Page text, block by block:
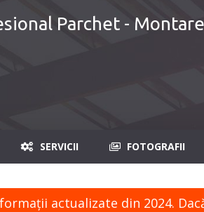
Parchet -
SERVICII FOTOGRAFII
actualizate din 2024.